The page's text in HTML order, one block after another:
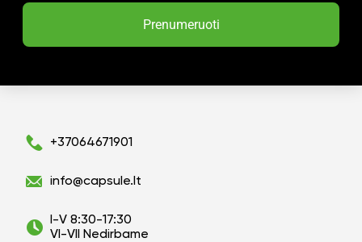
Prenumeruoti
+37064671901
info@capsule.lt
I-V 8:30-17:30
VI-VII Nedirbame